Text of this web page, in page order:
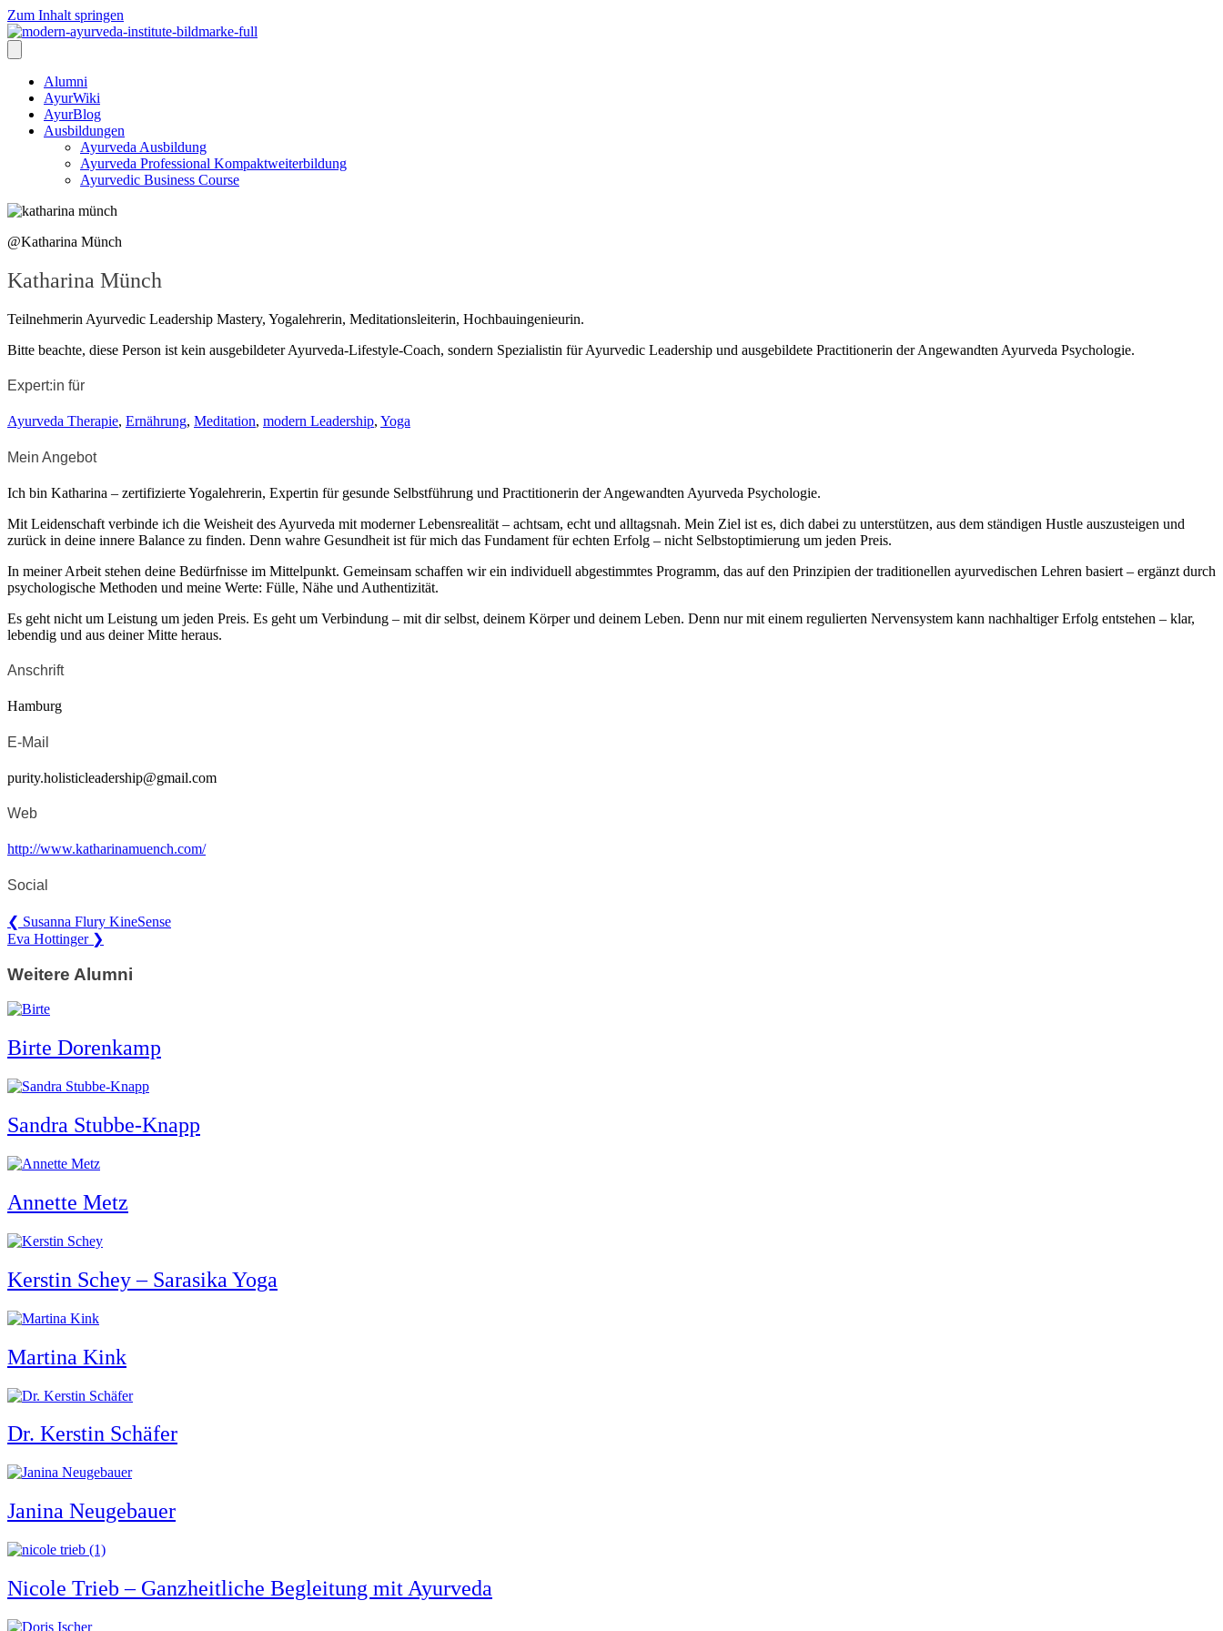
Zum Inhalt springen
Alumni
AyurWiki
AyurBlog
Ausbildungen
Ayurveda Ausbildung
Ayurveda Professional Kompaktweiterbildung
Ayurvedic Business Course
@Katharina Münch
Katharina Münch
Teilnehmerin Ayurvedic Leadership Mastery, Yogalehrerin, Meditationsleiterin, Hochbauingenieurin.
Bitte beachte, diese Person ist kein ausgebildeter Ayurveda-Lifestyle-Coach, sondern Spezialistin für Ayurvedic Leadership und ausgebildete Practitionerin der Angewandten Ayurveda Psychologie.
Expert:in für
Ayurveda Therapie, Ernährung, Meditation, modern Leadership, Yoga
Mein Angebot
Ich bin Katharina – zertifizierte Yogalehrerin, Expertin für gesunde Selbstführung und Practitionerin der Angewandten Ayurveda Psychologie.
Mit Leidenschaft verbinde ich die Weisheit des Ayurveda mit moderner Lebensrealität – achtsam, echt und alltagsnah. Mein Ziel ist es, dich dabei zu unterstützen, aus dem ständigen Hustle auszusteigen und
zurück in deine innere Balance zu finden. Denn wahre Gesundheit ist für mich das Fundament für echten Erfolg – nicht Selbstoptimierung um jeden Preis.
In meiner Arbeit stehen deine Bedürfnisse im Mittelpunkt. Gemeinsam schaffen wir ein individuell abgestimmtes Programm, das auf den Prinzipien der traditionellen ayurvedischen Lehren basiert – ergänzt durch
psychologische Methoden und meine Werte: Fülle, Nähe und Authentizität.
Es geht nicht um Leistung um jeden Preis. Es geht um Verbindung – mit dir selbst, deinem Körper und deinem Leben. Denn nur mit einem regulierten Nervensystem kann nachhaltiger Erfolg entstehen – klar,
lebendig und aus deiner Mitte heraus.
Anschrift
Hamburg
E-Mail
purity.holisticleadership@gmail.com
Web
http://www.katharinamuench.com/
Social
Posts
navigation
❮ Susanna Flury KineSense
Eva Hottinger ❯
Weitere Alumni
Birte Dorenkamp
Sandra Stubbe-Knapp
Annette Metz
Kerstin Schey – Sarasika Yoga
Martina Kink
Dr. Kerstin Schäfer
Janina Neugebauer
Nicole Trieb – Ganzheitliche Begleitung mit Ayurveda